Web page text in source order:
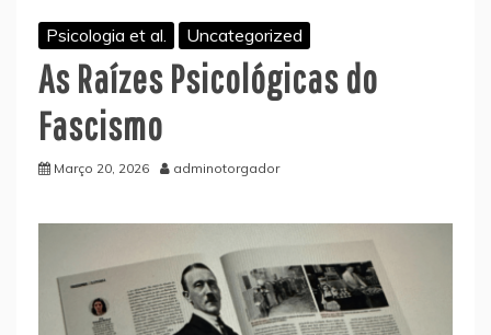
Psicologia et al. Uncategorized
As Raízes Psicológicas do
Fascismo
Março 20, 2026 adminotorgador